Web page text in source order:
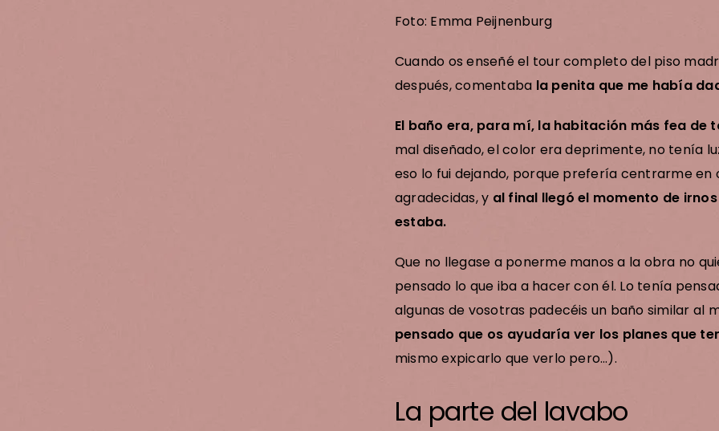
Foto: Emma Peijnenburg
Cuando os enseñé el tour completo del piso
después, comentaba la penita que me había
El baño era, para mí, la habitación más fea de
mal diseñado, el color era deprimente, no tenía
eso lo fui dejando, porque prefería centrarme en
agradecidas, y al final llegó el momento de
estaba.
Que no llegase a ponerme manos a la obra no
pensado lo que iba a hacer con él. Lo tenía
algunas de vosotras padecéis un baño similar al
pensado que os ayudaría ver los planes que
mismo expicarlo que verlo pero…).
La parte del lavabo